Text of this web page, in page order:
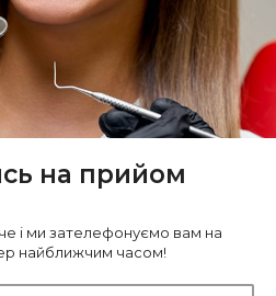
на прийом
і ми зателефонуємо вам на
найближчим часом!